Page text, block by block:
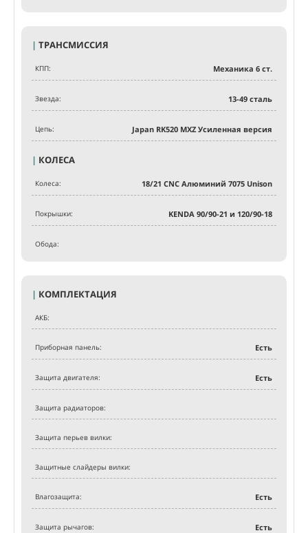
| ТРАНСМИССИЯ
КПП: Механика 6 ст.
Звезда: 13-49 сталь
Цепь: Japan RK520 MXZ Усиленная версия
| КОЛЕСА
Колеса: 18/21 CNC Алюминий 7075 Unison
Покрышки: KENDA 90/90-21 и 120/90-18
Обода:
| КОМПЛЕКТАЦИЯ
АКБ:
Приборная панель: Есть
Защита двигателя: Есть
Защита радиаторов:
Защита перьев вилки:
Защитные слайдеры вилки:
Влагозащита: Есть
Защита рычагов: Есть